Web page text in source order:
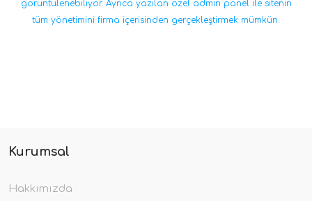
görüntülenebiliyor. Ayrıca yazılan özel admin panel ile sitenin
tüm yönetimini firma içerisinden gerçekleştirmek mümkün.
Kurumsal
Hakkımızda